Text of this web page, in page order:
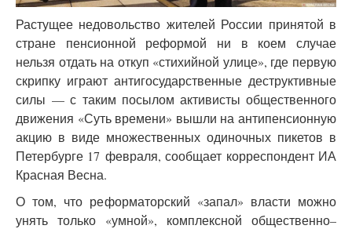
Растущее недовольство жителей России принятой в
стране пенсионной реформой ни в коем случае
нельзя отдать на откуп «стихийной улице», где первую
скрипку играют антигосударственные деструктивные
силы — с таким посылом активисты общественного
движения «Суть времени» вышли на антипенсионную
акцию в виде множественных одиночных пикетов в
Петербурге 17 февраля, сообщает корреспондент ИА
Красная Весна.
О том, что реформаторский «запал» власти можно
унять только «умной», комплексной общественно–